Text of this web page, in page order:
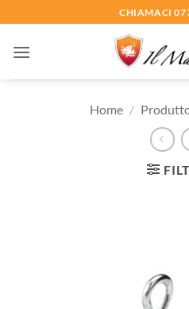
ai
contenuti
CHIAMACI
Home /